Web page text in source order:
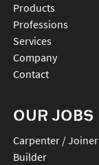
Products
Professions
Services
Company
Contact
OUR JOBS
Carpenter / Joiner
Builder